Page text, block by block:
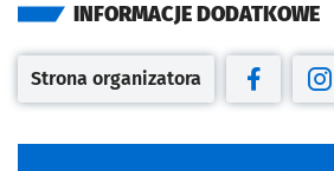
INFORMACJE DODATKOWE
Otwiera się w nowej
Strona organizatora
Otwiera